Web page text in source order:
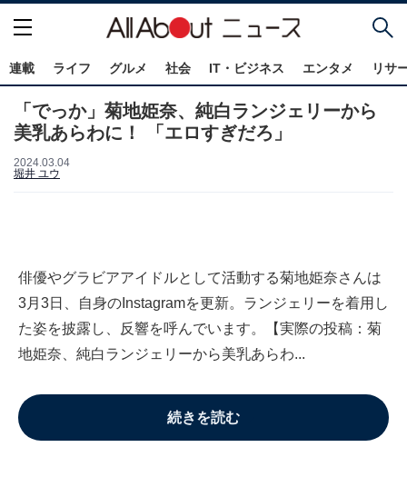
連載 ライフ グルメ 社会 IT・ビジネス エンタメ リサ
「でっか」菊地姫奈、純白ランジェリーから
美乳あらわに！ 「エロすぎだろ」
2024.03.04
堀井 ユウ
俳優やグラビアアイドルとして活動する菊地姫奈さんは
3月3日、自身のInstagramを更新。ランジェリーを着用し
た姿を披露し、反響を呼んでいます。【実際の投稿：菊
地姫奈、純白ランジェリーから美乳あらわ...
続きを読む